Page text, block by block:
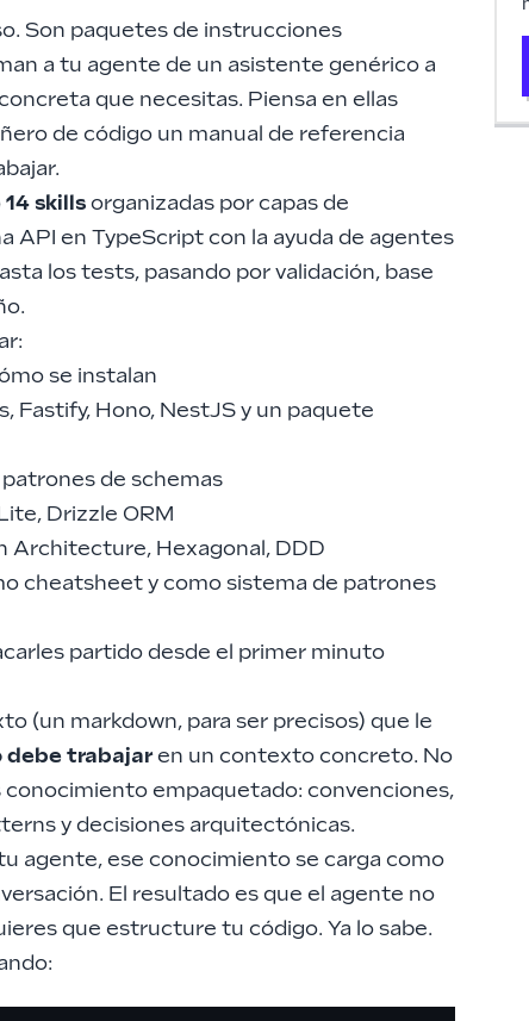
Son paquetes de instrucciones
a tu agente de un asistente genérico a
que necesitas. Piensa en ellas
de código un manual de referencia
14 skills organizadas por capas de
API en TypeScript con la ayuda de agentes
los tests, pasando por validación, base
se instalan
Fastify, Hono, NestJS y un paquete
patrones de schemas
Drizzle ORM
Architecture, Hexagonal, DDD
cheatsheet y como sistema de patrones
partido desde el primer minuto
(un markdown, para ser precisos) que le
debe trabajaren un contexto concreto. No
conocimiento empaquetado: convenciones,
y decisiones arquitectónicas.
agente, ese conocimiento se carga como
El resultado es que el agente no
que estructure tu código. Ya lo sabe.